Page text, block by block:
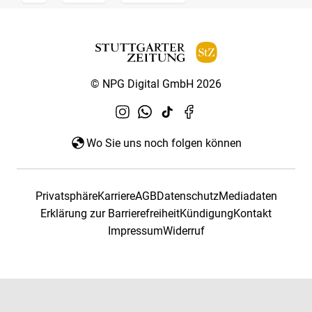
© NPG Digital GmbH 2026
Wo Sie uns noch folgen können
PrivatsphäreKarriereAGBDatenschutzMediadaten
Erklärung zur BarrierefreiheitKündigungKontakt
ImpressumWiderruf